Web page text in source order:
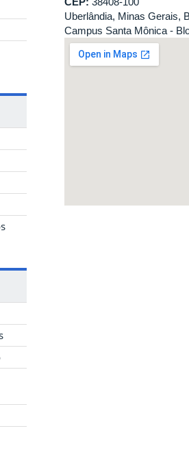
Uberlândia, Minas Gerais,
Campus Santa Mônica -